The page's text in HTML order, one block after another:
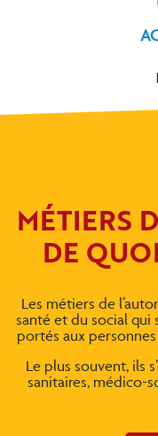
MÉTIERS
DE
Les métiers de
santé et du social qui
portés aux
Le plus souvent, ils
sanitaires, médico-